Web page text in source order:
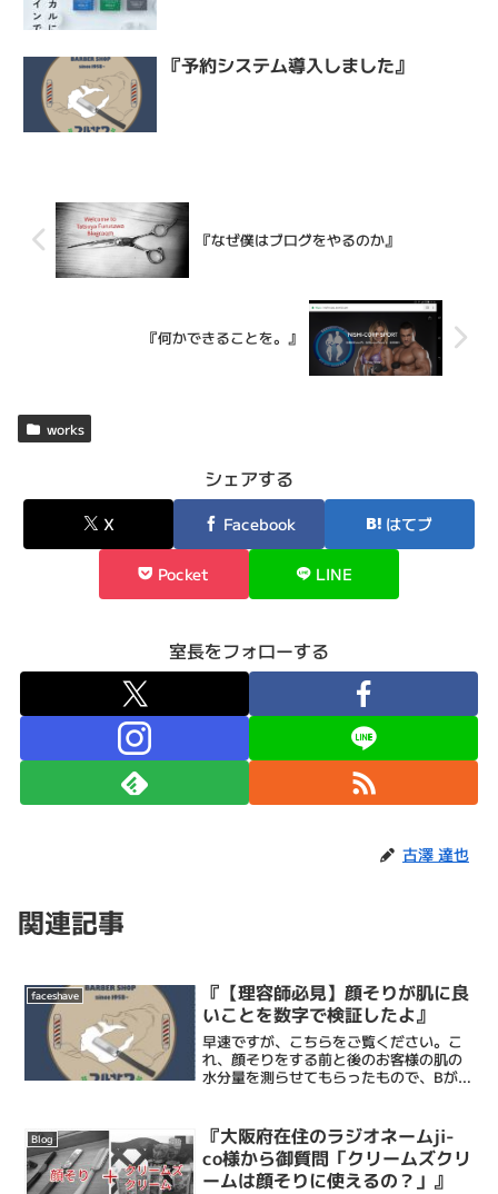
『予約システム導入しました』
『なぜ僕はブログをやるのか』
『何かできることを。』
works
シェアする
X Facebook はてブ
Pocket LINE
室長をフォローする
古澤 達也
関連記事
faceshave
『【理容師必見】顔そりが肌に良
いことを数字で検証したよ』
早速ですが、こちらをご覧ください。こ
れ、顔そりをする前と後のお客様の肌の
水分量を測らせてもらったもので、Bが
ちなみに理想的な肌の水分量はどれくら
いなの？とい...
Blog
『大阪府在住のラジオネームji-
co様から御質問「クリームズクリ
ームは顔そりに使えるの？」』